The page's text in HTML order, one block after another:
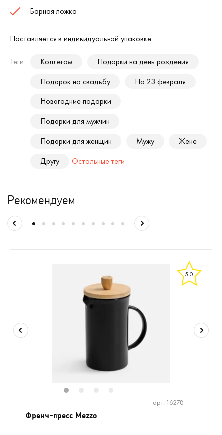
Барная ложка
Поставляется в индивидуальной упаковке.
Теги: Коллегам
Подарки на день рождения
Подарок на свадьбу
На 23 февраля
Новогодние подарки
Подарки для мужчин
Подарки для женщин
Мужу
Жене
Другу
Остальные теги
Рекомендуем
5.0
арт. 16278
Френч-пресс Mezzo